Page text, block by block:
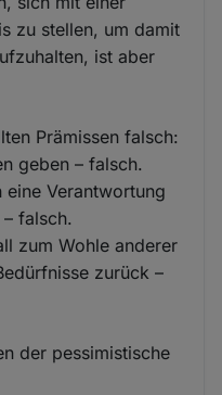
zu stellen, um damit
ist aber
Prämissen falsch:
geben – falsch.
eine Verantwortung
falsch.
zum Wohle anderer
zurück –
der pessimistische